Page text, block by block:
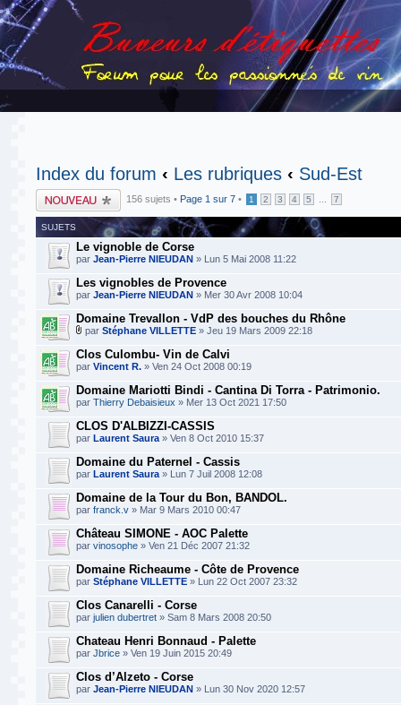
Index du forum ‹ Les rubriques ‹ Sud-Est
Publier un nouveau
sujet
156 sujets • Page 1 sur 7 • 1 2 3 4 5 7
SUJETS
Le vignoble de Corse
par Jean-Pierre NIEUDAN » Lun 5 Mai 2008 11:22
Les vignobles de Provence
par Jean-Pierre NIEUDAN » Mer 30 Avr 2008 10:04
Domaine Trevallon - VdP des bouches du Rhône
par Stéphane VILLETTE » Jeu 19 Mars 2009 22:18
Clos Culombu- Vin de Calvi
par Vincent R. » Ven 24 Oct 2008 00:19
Domaine Mariotti Bindi - Cantina Di Torra - Patrimonio.
par Thierry Debaisieux » Mer 13 Oct 2021 17:50
CLOS D'ALBIZZI-CASSIS
par Laurent Saura » Ven 8 Oct 2010 15:37
Domaine du Paternel - Cassis
par Laurent Saura » Lun 7 Juil 2008 12:08
Domaine de la Tour du Bon, BANDOL.
par franck.v » Mar 9 Mars 2010 00:47
Château SIMONE - AOC Palette
par vinosophe » Ven 21 Déc 2007 21:32
Domaine Richeaume - Côte de Provence
par Stéphane VILLETTE » Lun 22 Oct 2007 23:32
Clos Canarelli - Corse
par julien dubertret » Sam 8 Mars 2008 20:50
Chateau Henri Bonnaud - Palette
par Jbrice » Ven 19 Juin 2015 20:49
Clos d’Alzeto - Corse
par Jean-Pierre NIEUDAN » Lun 30 Nov 2020 12:57